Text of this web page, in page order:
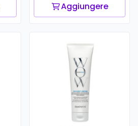
Aggiungere